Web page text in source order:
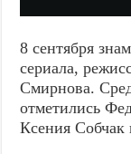
8 сентября
сериала,
Смирнова.
отметились
Ксения Собчак